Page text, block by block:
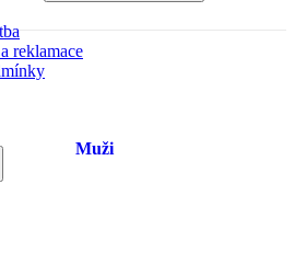
reklamace
Muži